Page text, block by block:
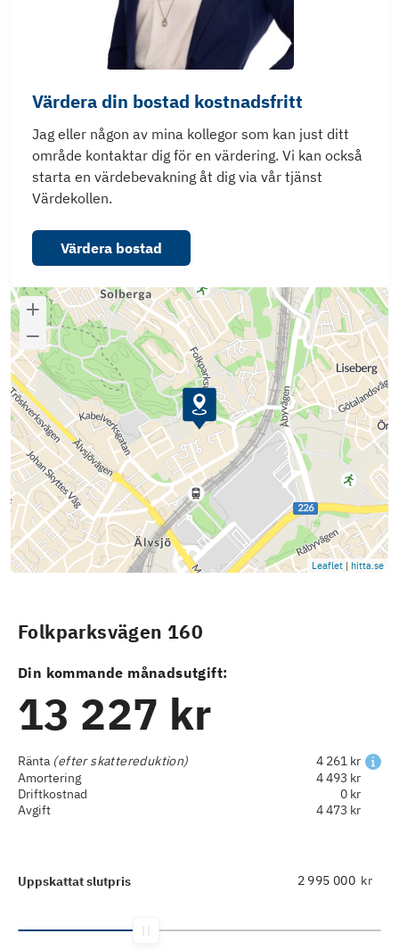
Värdera din bostad kostnadsfritt
Jag eller någon av mina kollegor som kan just ditt
område kontaktar dig för en värdering. Vi kan också
starta en värdebevakning åt dig via vår tjänst
Värdekollen.
Värdera bostad
Leaflet | hitta.se
Folkparksvägen 160
Din kommande månadsutgift:
13 227 kr
Ränta (efter skattereduktion)
4 261 kr
Amortering
4 493 kr
Driftkostnad
0 kr
Avgift
4 473 kr
Uppskattat slutpris kr